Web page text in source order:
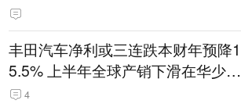
丰田汽车净利或三连跌本财年预降1
5.5% 上半年全球产销下滑在华少卖
14.3万辆
4